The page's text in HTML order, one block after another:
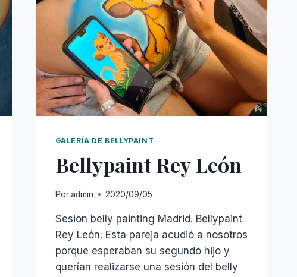
GALERÍA DE BELLYPAINT
Bellypaint Rey León
Por admin 2020/09/05
Sesion belly painting Madrid. Bellypaint
Rey León. Esta pareja acudió a nosotros
porque esperaban su segundo hijo y
querían realizarse una sesión del belly